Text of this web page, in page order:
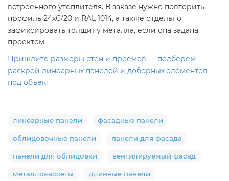
встроенного утеплителя. В заказе нужно повторить
профиль 24хС/20 и RAL 1014, а также отдельно
зафиксировать толщину металла, если она задана
проектом.
Пришлите размеры стен и проёмов — подберём
раскрой линеарных панелей и доборных элементов
под объект.
линеарные панели фасадные панели
облицовочные панели панели для фасада
панели для облицовки вентилируемый фасад
металлокассеты длинные панели